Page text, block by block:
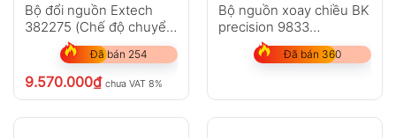
Bộ đổi nguồn Extech
382275 (Chế độ chuyển
đổi nguồn DC 120V,
600W)
Đã bán 254
9.570.000₫ chưa VAT 8%
Bộ nguồn xoay chiều BK
precision 9833
(3000VA,300V,30A )
Đã bán 360